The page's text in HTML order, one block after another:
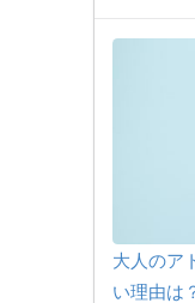
大人のア
い理由は